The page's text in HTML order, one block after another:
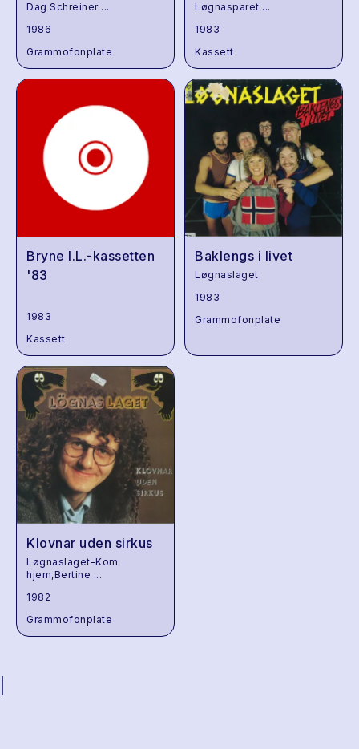
Dag Schreiner...
1986
Grammofonplate
Løgnasparet ...
1983
Kassett
Bryne I.L.-kassetten
'83
1983
Kassett
Baklengs i livet
Løgnaslaget
1983
Grammofonplate
Klovnar uden sirkus
Løgnaslaget-Kom
hjem,Bertine ...
1982
Grammofonplate